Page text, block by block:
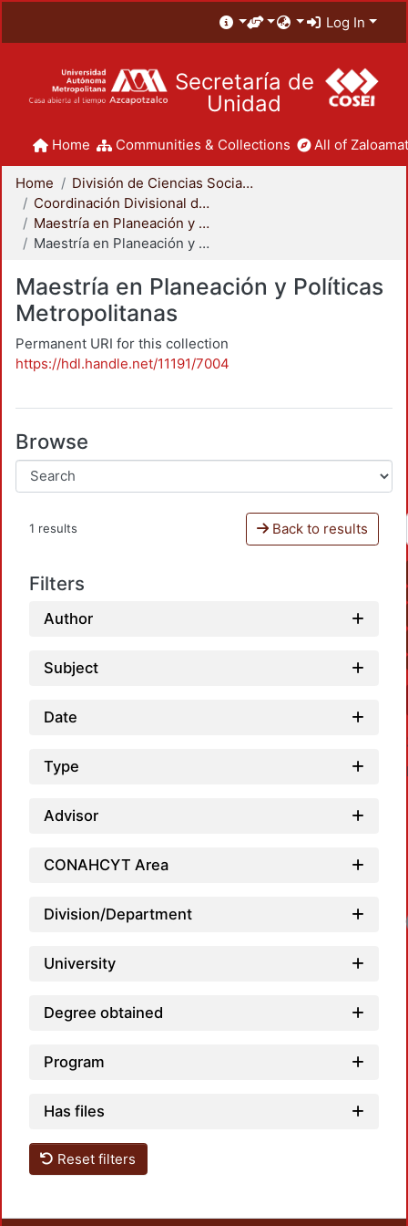
Log In
Secretaría de
Unidad
Home Communities & Collections All of
Home
División de Ciencias Sociales y Humanidades
Coordinación Divisional de Posgrado
Maestría en Planeación y Políticas Metropolitanas
Maestría en Planeación y Políticas Metropolitanas
Maestría en Planeación y Políticas
Metropolitanas
Permanent URI for this collection
https://hdl.handle.net/11191/7004
Browse
1 results Back to results
Filters
Author
Subject
Date
Type
Advisor
CONAHCYT Area
Division/Department
University
Degree obtained
Program
Has files
Reset filters